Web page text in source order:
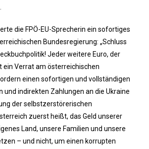
die FPÖ-EU-Sprecherin ein sofortiges
Bundesregierung: „Schluss
Jeder weitere Euro, der
ein Verrat am österreichischen
einen sofortigen und vollständigen
und indirekten Zahlungen an die Ukraine
der selbstzerstörerischen
zuerst heißt, das Geld unserer
Land, unsere Familien und unsere
– und nicht, um einen korrupten